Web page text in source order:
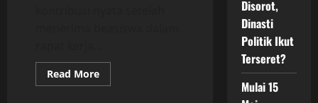
Read MoreRead
more
Disorot,
Dinasti
Politik Ikut
Terseret?
Mulai 15